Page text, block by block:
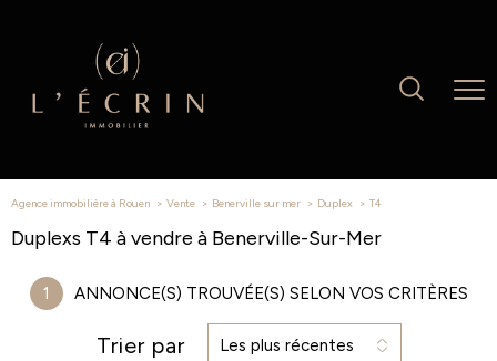
Agence immobilière à Rouen Vente Benerville sur mer Duplex t4
Duplexs T4 à vendre à Benerville-Sur-Mer
1 ANNONCE(S) TROUVÉE(S) SELON VOS CRITÈRES
Trier par Les plus récentes